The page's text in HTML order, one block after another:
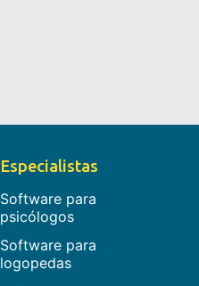
Especialistas
Software para
psicólogos
Software para
logopedas